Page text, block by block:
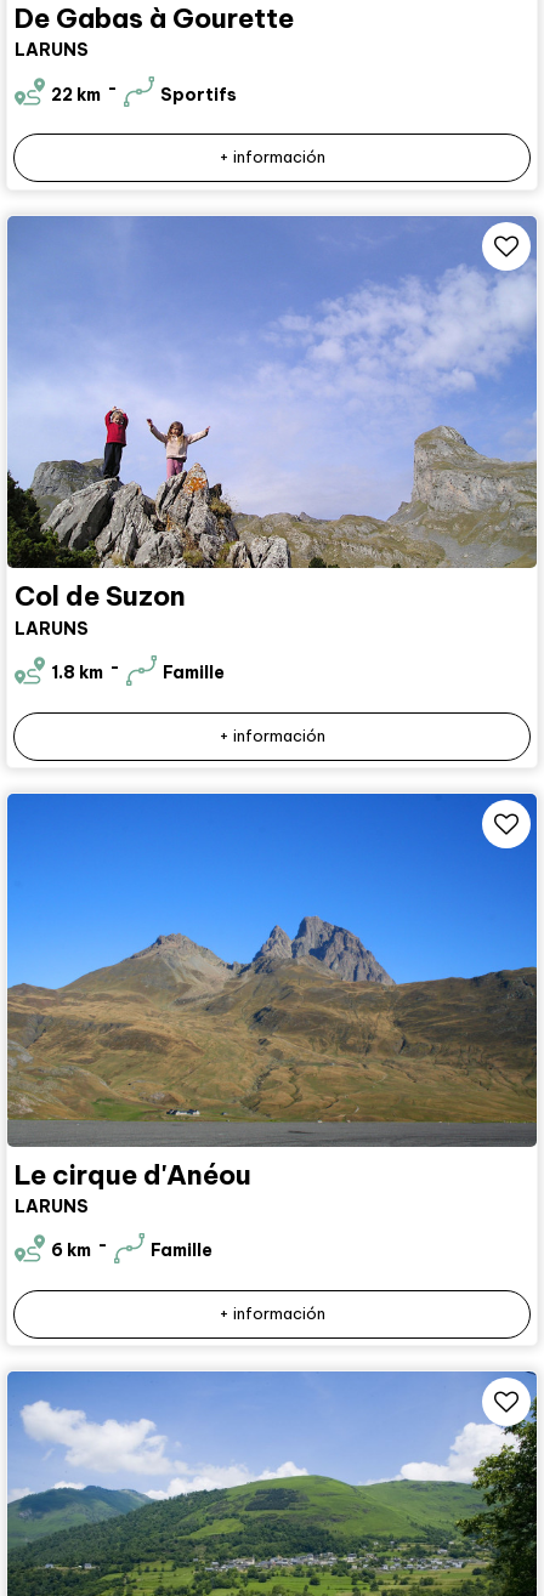
De Gabas à Gourette
LARUNS
22 km Sportifs
+ información
Col de Suzon
LARUNS
1.8 km Famille
+ información
Le cirque d'Anéou
LARUNS
6 km Famille
+ información